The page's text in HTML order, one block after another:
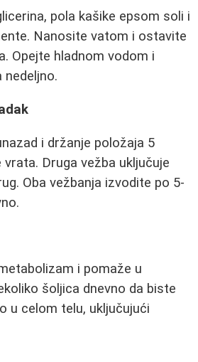
pola kašike epsom soli i
Nanosite vatom i ostavite
Opejte hladnom vodom i
nedeljno.
i držanje položaja 5
Druga vežba uključuje
Oba vežbanja izvodite po 5-
i pomaže u
šoljica dnevno da biste
u celom telu, uključujući